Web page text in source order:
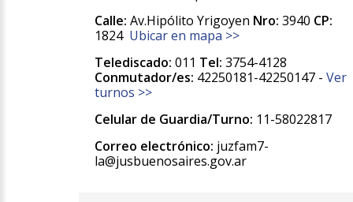
Calle: Av.Hipólito Yrigoyen Nro: 3940 CP:
1824 Ubicar en mapa >>
Telediscado: 011 Tel: 3754-4128
Conmutador/es: 42250181-42250147 - Ver
turnos >>
Celular de Guardia/Turno: 11-58022817
Correo electrónico: juzfam7-
la@jusbuenosaires.gov.ar